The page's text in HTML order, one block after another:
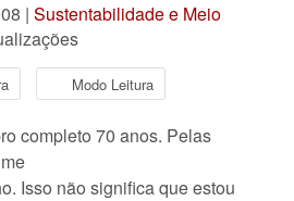
| Sustentabilidade e Meio
Modo Leitura
completo 70 anos. Pelas
Isso não significa que estou